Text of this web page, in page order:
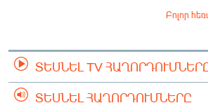
Բոլոր
ՏԵՍՆԵԼ TV
ՏԵՍՆԵԼ ՀԱՂՈՐԴՈՒՄՆԵՐԸ